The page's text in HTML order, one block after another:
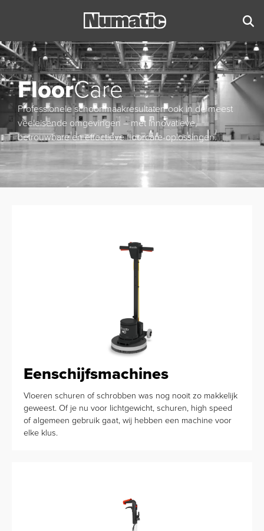
FloorCare
Professionele schoonmaakresultaten ook in de meest
veeleisende omgevingen – met innovatieve,
betrouwbare en effectieve floorcare-oplossingen.
Eenschijfsmachines
Vloeren schuren of schrobben was nog nooit zo makkelijk
geweest. Of je nu voor lichtgewicht, schuren, high speed
of algemeen gebruik gaat, wij hebben een machine voor
elke klus.